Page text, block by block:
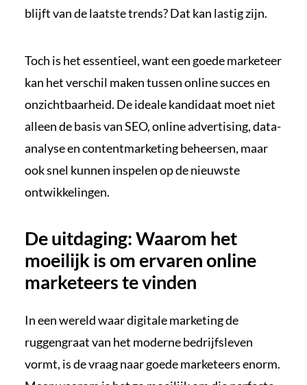
blijft van de laatste trends? Dat kan lastig zijn.
Toch is het essentieel, want een goede marketeer
kan het verschil maken tussen online succes en
onzichtbaarheid. De ideale kandidaat moet niet
alleen de basis van SEO, online advertising, data-
analyse en contentmarketing beheersen, maar
ook snel kunnen inspelen op de nieuwste
ontwikkelingen.
De uitdaging: Waarom het
moeilijk is om ervaren online
marketeers te vinden
In een wereld waar digitale marketing de
ruggengraat van het moderne bedrijfsleven
vormt, is de vraag naar goede marketeers enorm.